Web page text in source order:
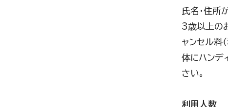
氏名・住所
3歳以上の
ャンセル料
体にハンデ
さい。
利用人数